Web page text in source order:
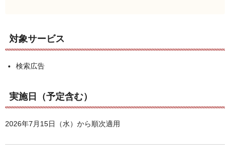
対象サービス
検索広告
実施日（予定含む）
2026年7月15日（水）から順次適用